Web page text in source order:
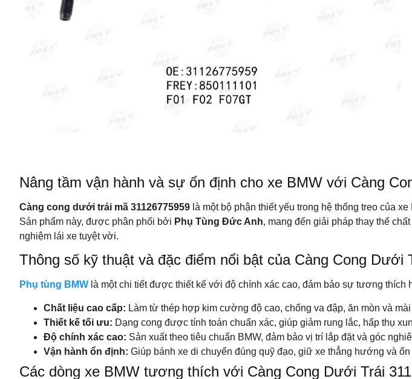
Nâng tầm vận hành và sự ổn định cho xe BMW với Càng
Càng cong dưới trái mã 31126775959 là một bộ phận thiết yếu trong hệ thống treo của
Sản phẩm này, được phân phối bởi Phụ Tùng Đức Anh, mang đến giải pháp thay thế
nghiệm lái xe tuyệt vời.
Thông số kỹ thuật và đặc điểm nổi bật của Càng Cong Dưới
Phụ tùng BMW là một chi tiết được thiết kế với độ chính xác cao, đảm bảo sự tương thích
Chất liệu cao cấp: Làm từ thép hợp kim cường độ cao, chống va đập, ăn mòn và
Thiết kế tối ưu: Dạng cong được tính toán chuẩn xác, giúp giảm rung lắc, hấp thụ
Độ chính xác cao: Sản xuất theo tiêu chuẩn BMW, đảm bảo vị trí lắp đặt và góc
Vận hành ổn định: Giúp bánh xe di chuyển đúng quỹ đạo, giữ xe thẳng hướng và
Các dòng xe BMW tương thích với Càng Cong Dưới Trái